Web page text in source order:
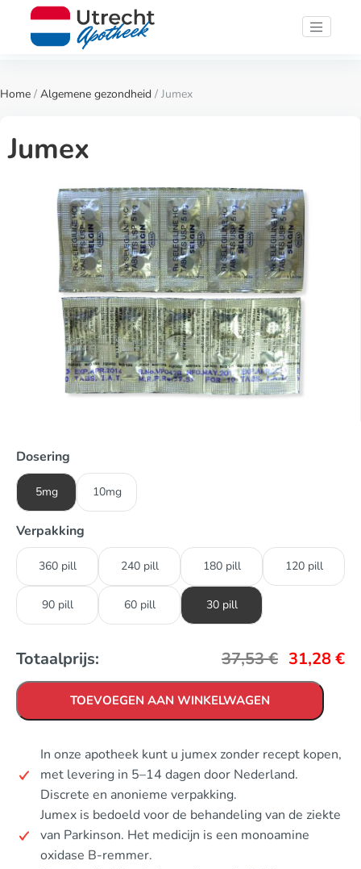
Home / Algemene gezondheid / Jumex
Jumex
Dosering
5mg 10mg
Verpakking
360 pill 240 pill 180 pill 120 pill
90 pill 60 pill 30 pill
Totaalprijs: 37,53€ 31,28€
TOEVOEGEN AAN WINKELWAGEN
In onze apotheek kunt u jumex zonder recept kopen,
met levering in 5–14 dagen door Nederland.
Discrete en anonieme verpakking.
Jumex is bedoeld voor de behandeling van de ziekte
van Parkinson. Het medicijn is een monoamine
oxidase B-remmer.